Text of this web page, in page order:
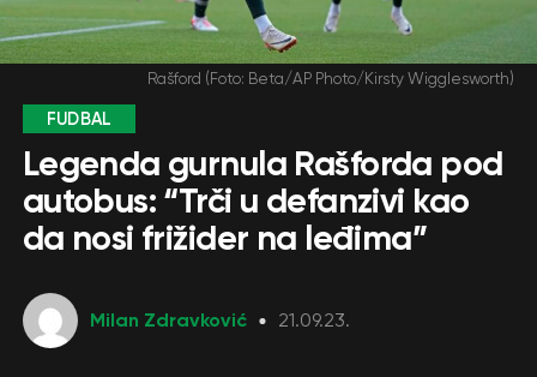
Rašford (Foto: Beta/AP Photo/Kirsty Wigglesworth)
FUDBAL
Legenda gurnula Rašforda pod
autobus: “Trči u defanzivi kao
da nosi frižider na leđima”
Milan Zdravković 21.09.23.